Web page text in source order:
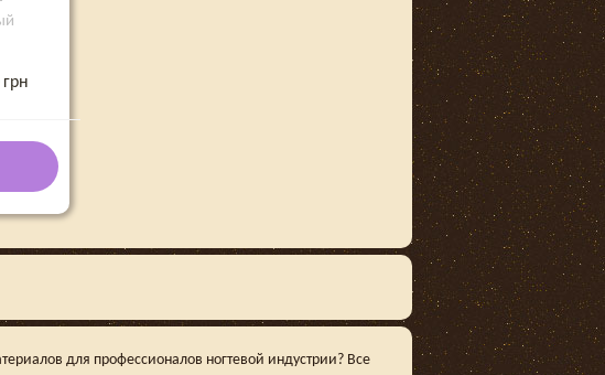
грн
для профессионалов ногтевой индустрии? Все